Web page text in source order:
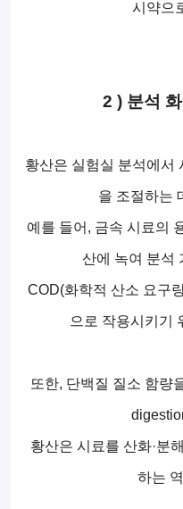
시약으
2 ) 분석
황산은 실험실 분석에서
을 조절하는
예를 들어, 금속 시료의
산에 녹여 분석
COD(화학적 산소 요구
으로 작용시키기
또한, 단백질 질소 함량
황산은 시료를 산화·분
하는